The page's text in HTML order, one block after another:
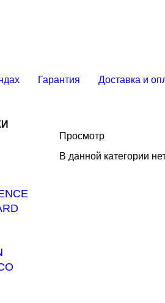
Гарантия Доставка и
Просмотр
В данной категории